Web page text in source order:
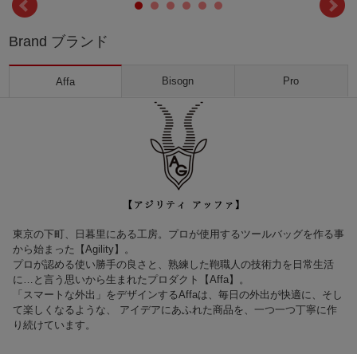
Brand ブランド
Affa Bisogn Pro
東京の下町、日暮里にある工房。プロが使用するツールバッグを作る事
から始まった【Agility】。
プロが認める使い勝手の良さと、熟練した鞄職人の技術力を日常生活
に…と言う思いから生まれたプロダクト【Affa】。
「スマートな外出」をデザインするAffaは、毎日の外出が快適に、そし
て楽しくなるような、 アイデアにあふれた商品を、一つ一つ丁寧に作
り続けています。